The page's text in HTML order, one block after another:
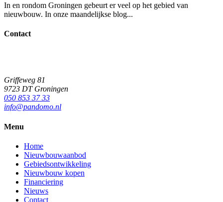
In en rondom Groningen gebeurt er veel op het gebied van
nieuwbouw. In onze maandelijkse blog...
Contact
Griffeweg 81
9723 DT Groningen
050 853 37 33
info@pandomo.nl
Menu
Home
Nieuwbouwaanbod
Gebiedsontwikkeling
Nieuwbouw kopen
Financiering
Nieuws
Contact